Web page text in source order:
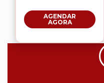
AGENDAR
AGORA